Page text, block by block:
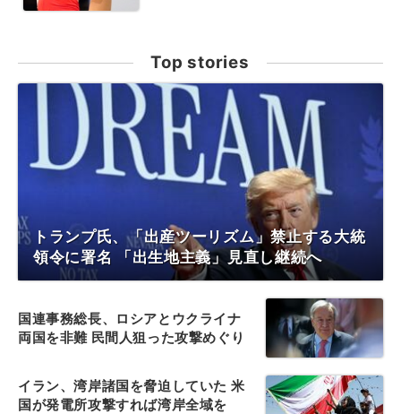
Top stories
トランプ氏、「出産ツーリズム」禁止する大統
領令に署名 「出生地主義」見直し継続へ
国連事務総長、ロシアとウクライナ
両国を非難 民間人狙った攻撃めぐり
イラン、湾岸諸国を脅迫していた 米
国が発電所攻撃すれば湾岸全域を